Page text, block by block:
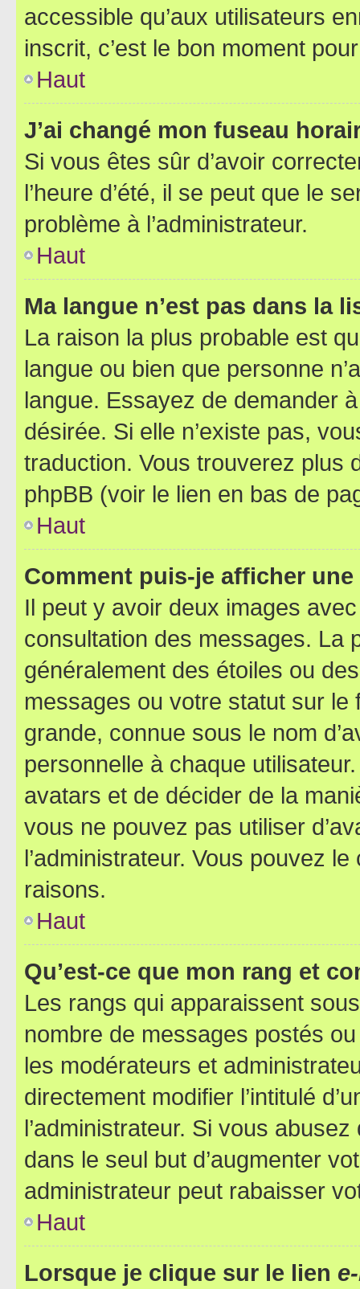
accessible qu’aux utilisateurs
inscrit, c’est le bon moment
Haut
J’ai changé mon fuseau
Si vous êtes sûr d’avoir
l’heure d’été, il se peut que le
problème à l’administrateur.
Haut
Ma langue n’est pas dans la
La raison la plus probable est
langue ou bien que personne
langue. Essayez de demander
désirée. Si elle n’existe pas,
traduction. Vous trouverez plus
phpBB (voir le lien en bas de
Haut
Comment puis-je afficher
Il peut y avoir deux images
consultation des messages. La
généralement des étoiles ou
messages ou votre statut sur
grande, connue sous le nom
personnelle à chaque utilisateur.
avatars et de décider de la
vous ne pouvez pas utiliser
l’administrateur. Vous pouvez
raisons.
Haut
Qu’est-ce que mon rang et
Les rangs qui apparaissent
nombre de messages postés
les modérateurs et
directement modifier l’intitulé
l’administrateur. Si vous
dans le seul but d’augmenter
administrateur peut rabaisser
Haut
Lorsque je clique sur le lien